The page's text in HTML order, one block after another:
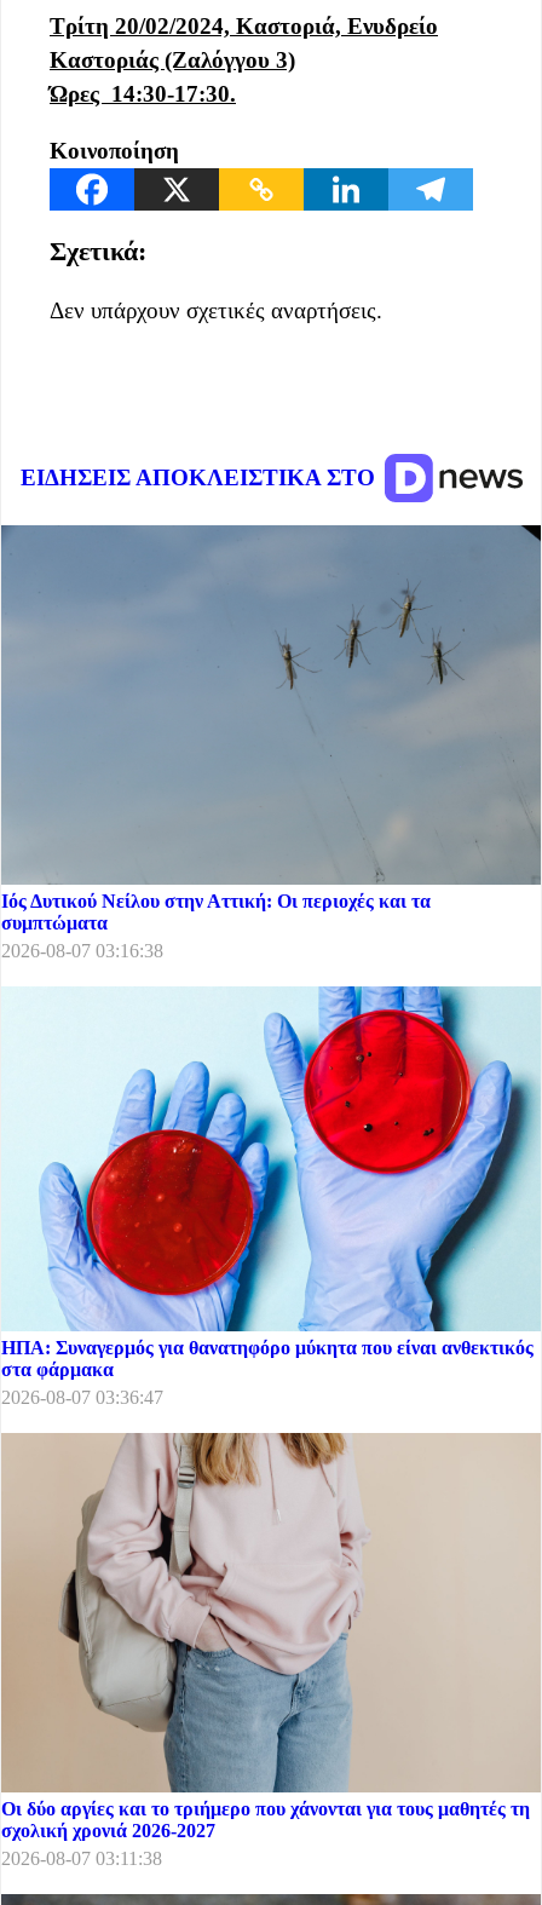
Τρίτη 20/02/2024, Καστοριά, Ενυδρείο
Καστοριάς (Ζαλόγγου 3)
Ώρες 14:30-17:30.
Κοινοποίηση
Σχετικά:
Δεν υπάρχουν σχετικές αναρτήσεις.
ΕΙΔΗΣΕΙΣ ΑΠΟΚΛΕΙΣΤΙΚΑ ΣΤΟ
Ιός Δυτικού Νείλου στην Αττική: Οι περιοχές και τα
συμπτώματα
2026-08-07 03:16:38
ΗΠΑ: Συναγερμός για θανατηφόρο μύκητα που είναι ανθεκτικός
στα φάρμακα
2026-08-07 03:36:47
Οι δύο αργίες και το τριήμερο που χάνονται για τους μαθητές τη
σχολική χρονιά 2026-2027
2026-08-07 03:11:38